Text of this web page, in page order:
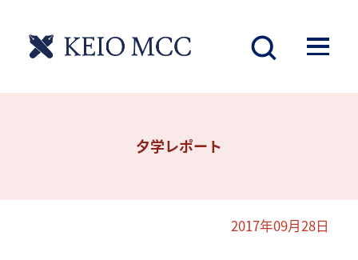
夕学レポート
2017年09月28日